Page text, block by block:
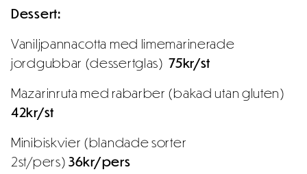
Dessert:
Vaniljpannacotta med limemarinerade
jordgubbar (dessertglas) 75kr/st
Mazarinruta med rabarber (bakad utan gluten)
42kr/st
Minibiskvier (blandade sorter
2st/pers) 36kr/pers